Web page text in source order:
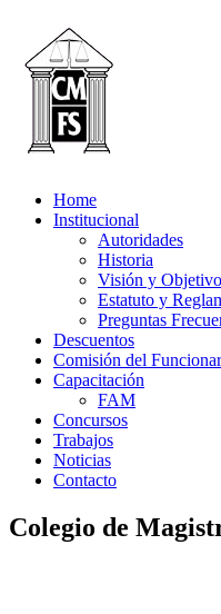
Home
Institucional
Autoridades
Historia
Visión y
Estatuto y
Preguntas
Descuentos
Comisión del
Capacitación
FAM
Concursos
Trabajos
Noticias
Contacto
Colegio de